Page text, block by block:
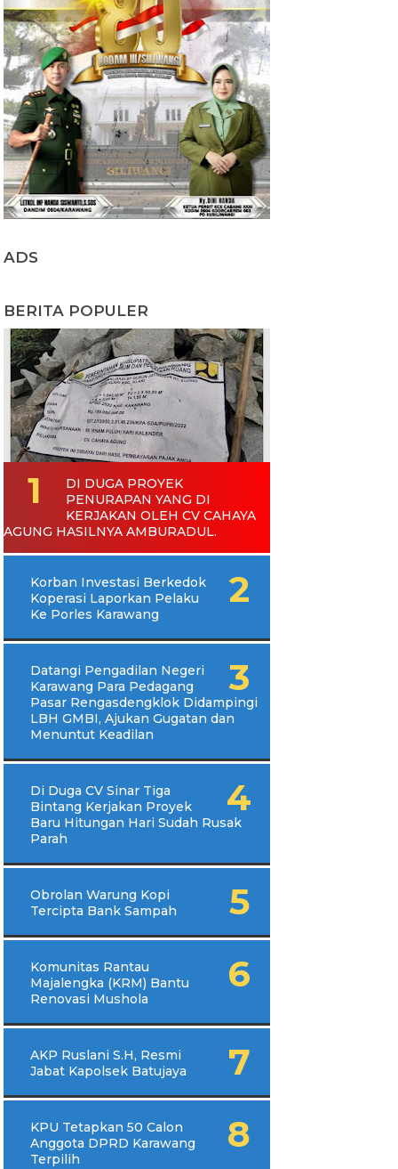
ADS
BERITA POPULER
DI DUGA PROYEK
PENURAPAN YANG DI
KERJAKAN OLEH CV CAHAYA
AGUNG HASILNYA AMBURADUL.
Korban Investasi Berkedok
Koperasi Laporkan Pelaku
Ke Porles Karawang
Datangi Pengadilan Negeri
Karawang Para Pedagang
Pasar Rengasdengklok Didampingi
LBH GMBI, Ajukan Gugatan dan
Menuntut Keadilan
Di Duga CV Sinar Tiga
Bintang Kerjakan Proyek
Baru Hitungan Hari Sudah Rusak
Parah
Obrolan Warung Kopi
Tercipta Bank Sampah
Komunitas Rantau
Majalengka (KRM) Bantu
Renovasi Mushola
AKP Ruslani S.H, Resmi
Jabat Kapolsek Batujaya
KPU Tetapkan 50 Calon
Anggota DPRD Karawang
Terpilih